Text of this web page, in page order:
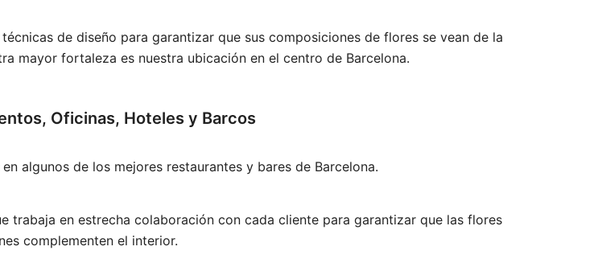
de diseño para garantizar que sus composiciones de flores se vean de la
mayor fortaleza es nuestra ubicación en el centro de Barcelona.
Oficinas, Hoteles y Barcos
en algunos de los mejores restaurantes y bares de Barcelona.
trabaja en estrecha colaboración con cada cliente para garantizar que las flores
complementen el interior.